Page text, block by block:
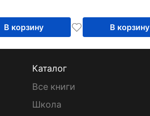
В корзину В корзину
Каталог
Все книги
Школа